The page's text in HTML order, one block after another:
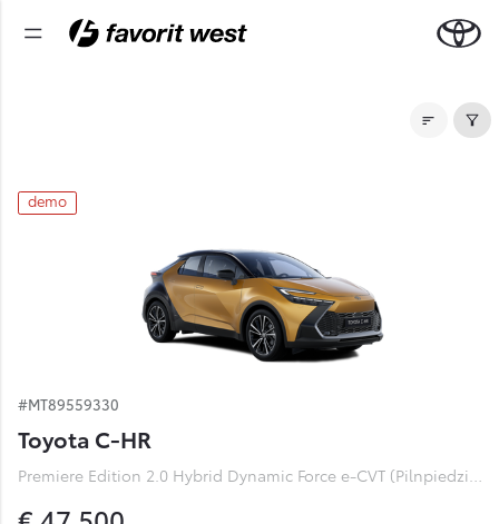
demo
#MT89559330
Toyota C-HR
Premiere Edition 2.0 Hybrid Dynamic Force e-CVT (Pilnpiedziņa) (112 kW)